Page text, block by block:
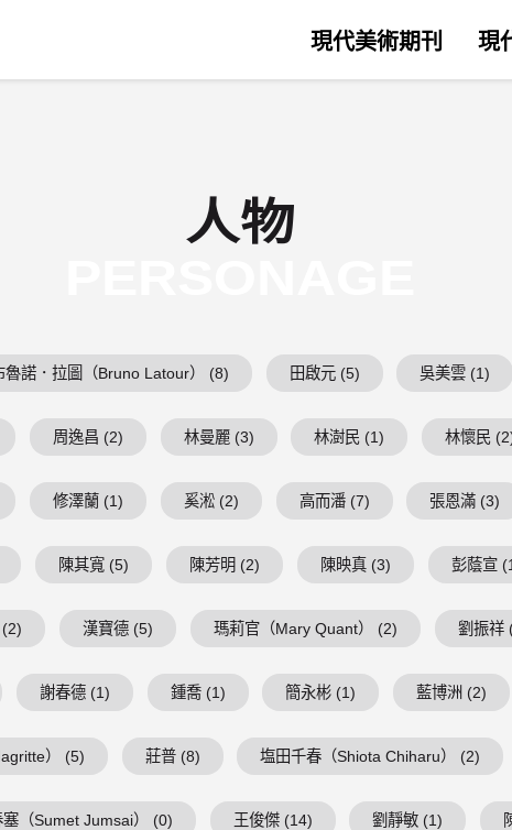
現代美術期刊 現
人物
魯諾．拉圖（Bruno Latour） (8) 田啟元 (5) 吳美雲 (1)
周逸昌 (2) 林曼麗 (3) 林澍民 (1) 林懷民
修澤蘭 (1) 奚淞 (2) 高而潘 (7) 張恩滿 (3)
陳其寬 (5) 陳芳明 (2) 陳映真 (3) 彭蔭宣
漢寶德 (5) 瑪莉官（Mary Quant） (2) 劉振祥
謝春德 (1) 鍾喬 (1) 簡永彬 (1) 藍博洲 (2)
） (5) 莊普 (8) 塩田千春（Shiota Chiharu） (2)
塞（Sumet Jumsai） (0) 王俊傑 (14) 劉靜敏 (1)